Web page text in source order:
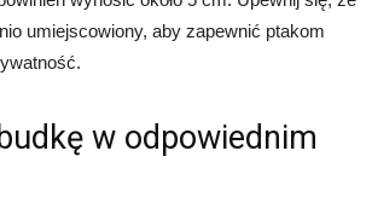
umiejscowiony, aby zapewnić ptakom
w odpowiednim